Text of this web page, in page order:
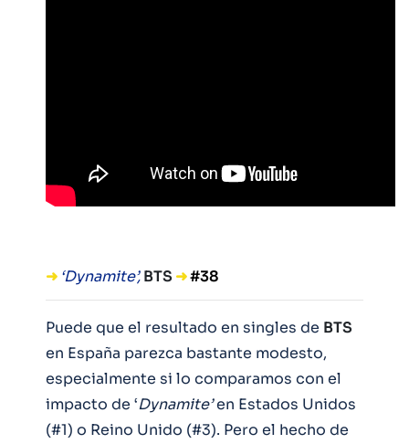
➜ ‘Dynamite’,BTS ➜#38
Puede que el resultado en singles de BTS
en España parezca bastante modesto,
especialmente si lo comparamos con el
impacto de ‘Dynamite’en Estados Unidos
(#1) o Reino Unido (#3). Pero el hecho de